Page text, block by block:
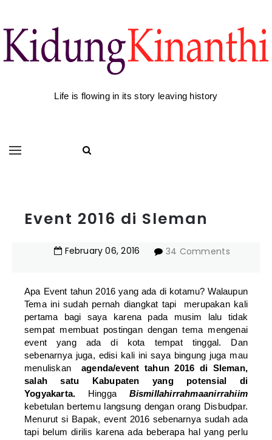
Life is flowing in its story leaving history
Event 2016 di Sleman
February 06,2016 34 Comments
Apa Event tahun 2016 yang ada di kotamu? Walaupun
Tema ini sudah pernah diangkat tapi merupakan kali
pertama bagi saya karena pada musim lalu tidak
sempat membuat postingan dengan tema mengenai
event yang ada di kota tempat tinggal. Dan
sebenarnya juga, edisi kali ini saya bingung juga mau
menuliskan agenda/event tahun 2016 di Sleman,
salah satu Kabupaten yang potensial di
Yogyakarta. Hingga Bismillahirrahmaanirrahiim
kebetulan bertemu langsung dengan orang Disbudpar.
Menurut si Bapak, event 2016 sebenarnya sudah ada
tapi belum dirilis karena ada beberapa hal yang perlu